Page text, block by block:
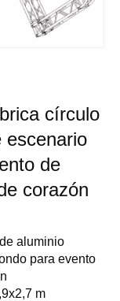
círculo
escenario
de
corazón
aluminio
para evento
m